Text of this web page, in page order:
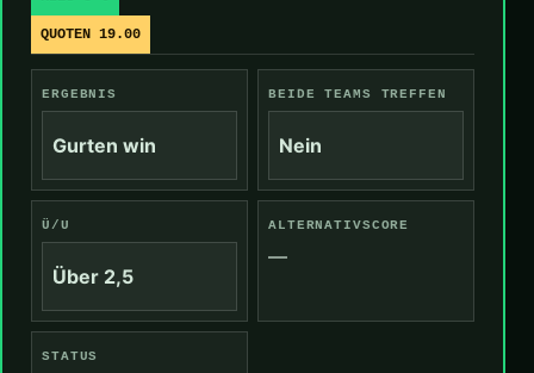
QUOTEN 19.00
ERGEBNIS
Gurten win
BEIDE TEAMS TREFFEN
Nein
Ü/U
Über 2,5
ALTERNATIVSCORE
—
STATUS